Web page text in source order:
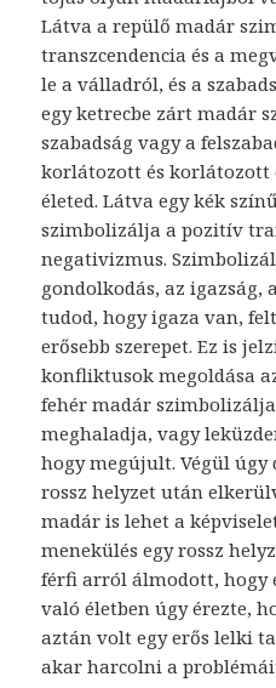
Látva a repülő madár
transzcendencia és a
le a válladról, és a
egy ketrecbe zárt madár
szabadság vagy a
korlátozott és korlátozott
életed. Látva egy kék
szimbolizálja a pozitív
negativizmus.
gondolkodás, az igazság,
tudod, hogy igaza van,
erősebb szerepet. Ez is
konfliktusok megoldása
fehér madár
meghaladja, vagy
hogy megújult. Végül
rossz helyzet után
madár is lehet a
menekülés egy rossz
férfi arról álmodott, hogy
való életben úgy érezte,
aztán volt egy erős lelki
akar harcolni a